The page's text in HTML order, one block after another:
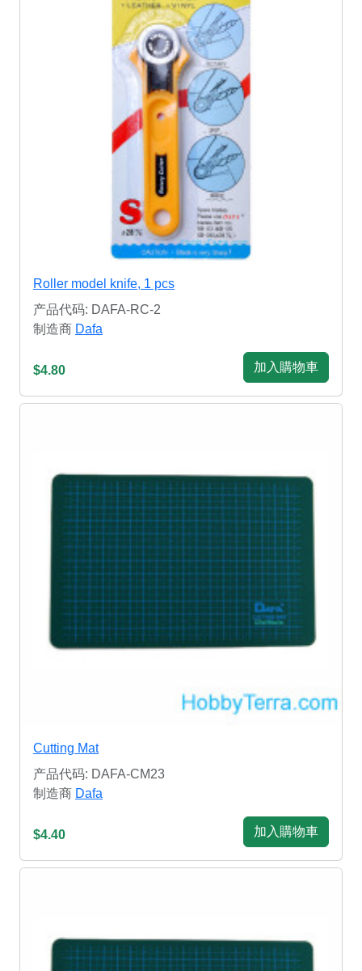
Roller model knife, 1 pcs
产品代码: DAFA-RC-2
制造商 Dafa
$4.80 加入購物車
Cutting Mat
产品代码: DAFA-CM23
制造商 Dafa
$4.40 加入購物車